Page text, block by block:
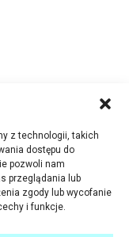
z technologii, takich
dostępu do
pozwoli nam
przeglądania lub
zgody lub wycofanie
i funkcje.